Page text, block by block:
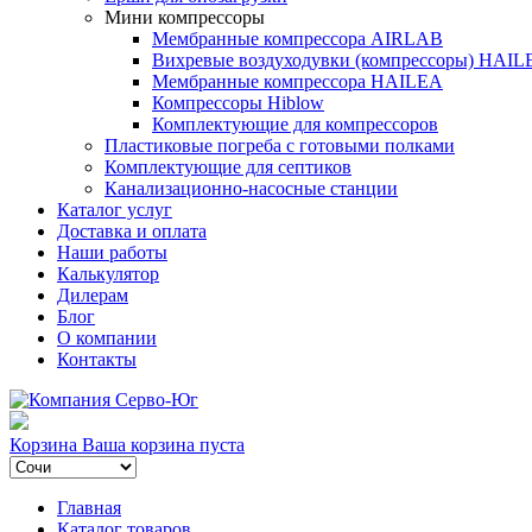
Мини компрессоры
Мембранные компрессора AIRLAB
Вихревые воздуходувки (компрессоры)
Мембранные компрессора HAILEA
Компрессоры Hiblow
Комплектующие для компрессоров
Пластиковые погреба с готовыми полками
Комплектующие для септиков
Канализационно-насосные станции
Каталог услуг
Доставка и оплата
Наши работы
Калькулятор
Дилерам
Блог
О компании
Контакты
Корзина Ваша корзина пуста
Главная